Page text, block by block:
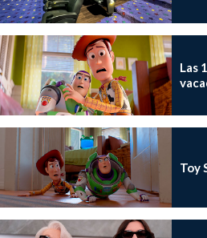
Las
Toy